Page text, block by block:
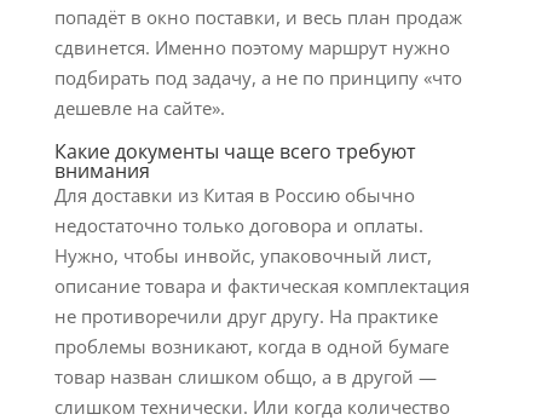
попадёт в окно поставки, и весь план продаж
сдвинется. Именно поэтому маршрут нужно
подбирать под задачу, а не по принципу «что
дешевле на сайте».
Какие документы чаще всего требуют
внимания
Для доставки из Китая в Россию обычно
недостаточно только договора и оплаты.
Нужно, чтобы инвойс, упаковочный лист,
описание товара и фактическая комплектация
не противоречили друг другу. На практике
проблемы возникают, когда в одной бумаге
товар назван слишком общо, а в другой —
слишком технически. Или когда количество